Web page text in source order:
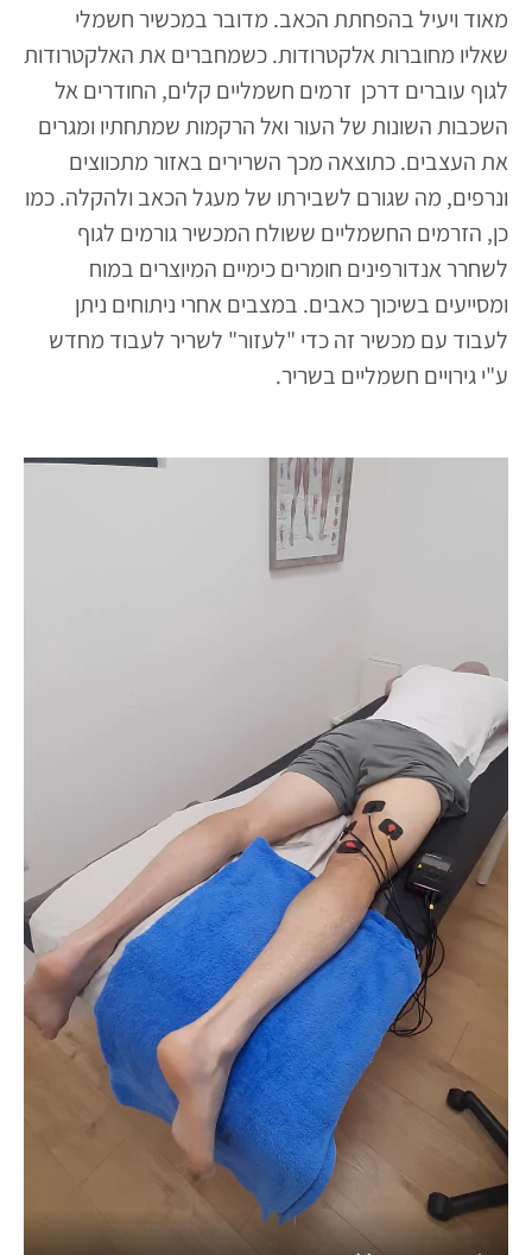
מאוד ויעיל בהפחתת הכאב. מדובר במכשיר חשמלי
שאליו מחוברות אלקטרודות. כשמחברים את האלקטרודות
לגוף עוברים דרכן זרמים חשמליים קלים, החודרים אל
השכבות השונות של העור ואל הרקמות שמתחתיו ומגרים
את העצבים. כתוצאה מכך השרירים באזור מתכווצים
ונרפים, מה שגורם לשבירתו של מעגל הכאב ולהקלה. כמו
כן, הזרמים החשמליים ששולח המכשיר גורמים לגוף
לשחרר אנדורפינים חומרים כימיים המיוצרים במוח
ומסייעים בשיכוך כאבים. במצבים אחרי ניתוחים ניתן
לעבוד עם מכשיר זה כדי "לעזור" לשריר לעבוד מחדש
ע"י גירויים חשמליים בשריר.